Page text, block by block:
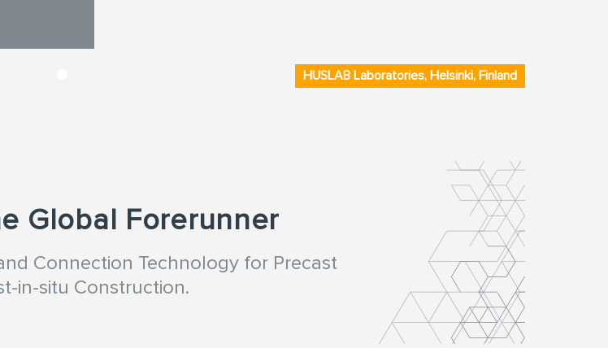
HUSLAB Laboratories, Helsinki, Finland
Global Forerunner
Connection Technology for Precast
in-situ Construction.